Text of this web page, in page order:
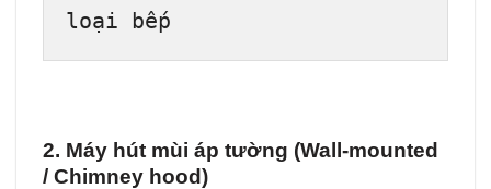
loại bếp
2. Máy hút mùi áp tường (Wall-mounted
/ Chimney hood)